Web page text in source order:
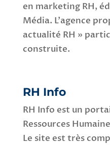
en marketing RH,
Média. L’agence
actualité RH »
construite.
RH Info
RH Info est un
Ressources
Le site est très